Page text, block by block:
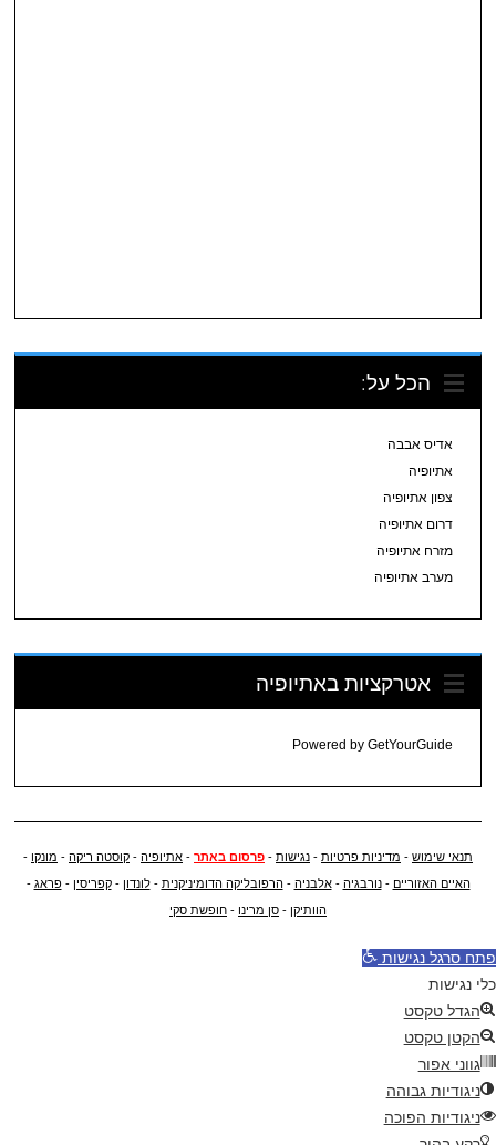
הכל על:
אדיס אבבה
אתיופיה
צפון אתיופיה
דרום אתיופיה
מזרח אתיופיה
מערב אתיופיה
אטרקציות באתיופיה
Powered by GetYourGuide
תנאי שימוש - מדיניות פרטיות - נגישות - פרסום באתר - אתיופיה - קוסטה ריקה - מונקו -
האיים האזוריים -נורבגיה -אלבניה -הרפובליקה הדומיניקנית -לונדון -קפריסין -פראג -
הוותיקן - סן מרינו - חופשת סקי
פתח סרגל נגישות
כלי נגישות
הגדל טקסט
הקטן טקסט
גווני אפור
ניגודיות גבוהה
ניגודיות הפוכה